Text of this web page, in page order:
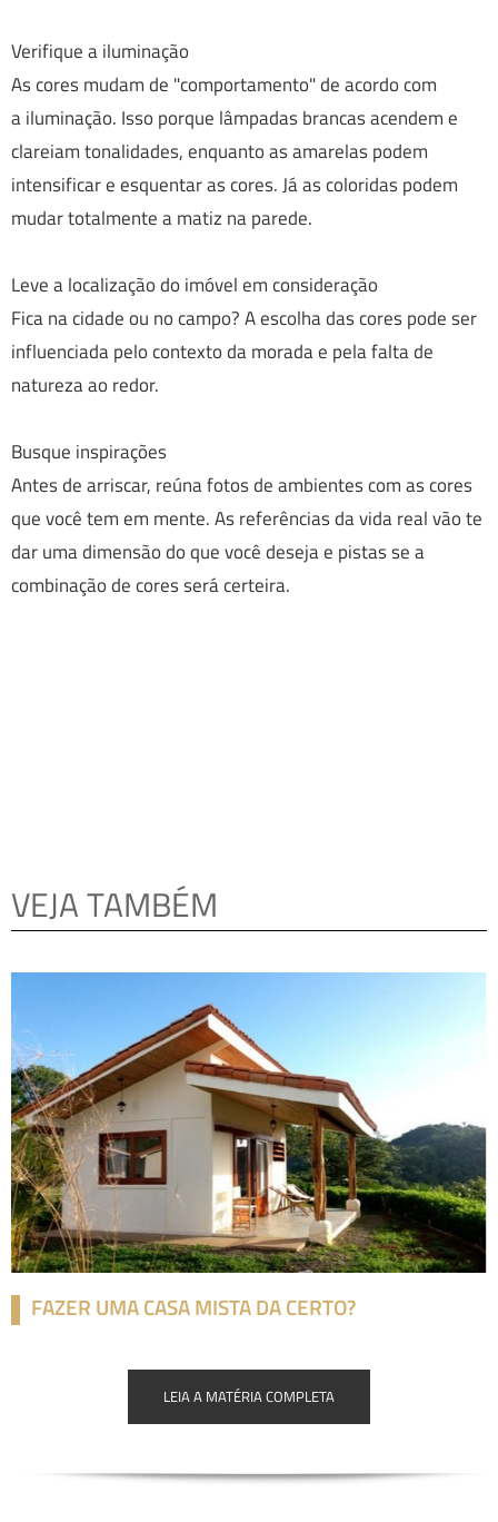
Verifique a iluminação
As cores mudam de "comportamento" de acordo com
a iluminação. Isso porque lâmpadas brancas acendem e
clareiam tonalidades, enquanto as amarelas podem
intensificar e esquentar as cores. Já as coloridas podem
mudar totalmente a matiz na parede.
Leve a localização do imóvel em consideração
Fica na cidade ou no campo? A escolha das cores pode ser
influenciada pelo contexto da morada e pela falta de
natureza ao redor.
Busque inspirações
Antes de arriscar, reúna fotos de ambientes com as cores
que você tem em mente. As referências da vida real vão te
dar uma dimensão do que você deseja e pistas se a
combinação de cores será certeira.
VEJA TAMBÉM
FAZER UMA CASA MISTA DA CERTO?
LEIA A MATÉRIA COMPLETA